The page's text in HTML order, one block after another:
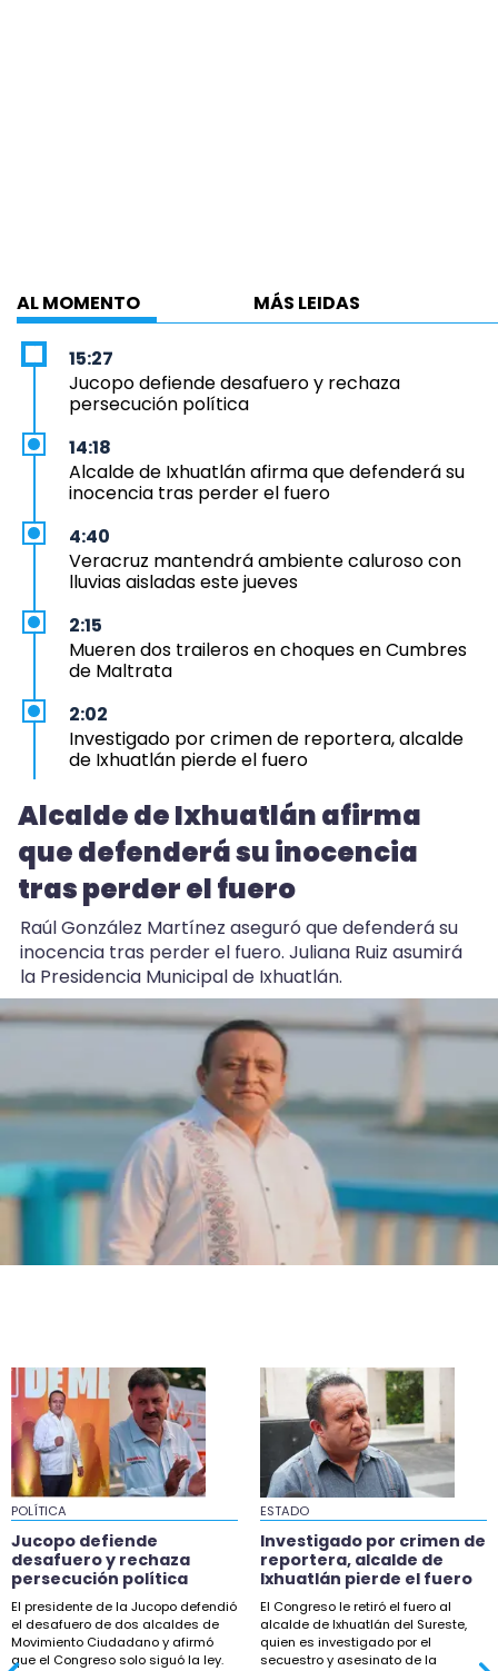
AL MOMENTO MÁS LEIDAS
15:27
Jucopo defiende desafuero y rechaza
persecución política
14:18
Alcalde de Ixhuatlán afirma que defenderá su
inocencia tras perder el fuero
4:40
Veracruz mantendrá ambiente caluroso con
lluvias aisladas este jueves
2:15
Mueren dos traileros en choques en Cumbres
de Maltrata
2:02
Investigado por crimen de reportera, alcalde
de Ixhuatlán pierde el fuero
1:15
Dan 70 años a dos por feminicidio de Yasared
en Papantla
1:08
Balacera moviliza a policías en Coatza, pero no
hallan heridos
0:24
Eliminan fuero a Bertín Bravo, alcalde de Úrsulo
Galván
“No soy delincuente, me quitaron la
tranquilidad": alcalde de Úrsulo Galván
23:42
Amenazan con retirar a canasteras del centro
de Orizaba, acusan
23:20
Renta de departamento en CDMX: todo lo que
Más espacios dignos para San Andrés Tuxtla
con "Andadores al 100"
22:13
Impulsa Gobierno Municipal Expo Venta
Regreso a Clases
21:17
Pierden biopsia de paciente con cáncer en
Hospital de Veracruz
21:06
Ofrecen $350 mil por cada implicado en
crimen de Avisack Douglas
Alcalde de Ixhuatlán afirma
que defenderá su inocencia
tras perder el fuero
Raúl González Martínez aseguró que defenderá su
inocencia tras perder el fuero. Juliana Ruiz asumirá
la Presidencia Municipal de Ixhuatlán.
POLÍTICA
Jucopo defiende
desafuero y rechaza
persecución política
El presidente de la Jucopo defendió
el desafuero de dos alcaldes de
Movimiento Ciudadano y afirmó
que el Congreso solo siguó la ley.
ESTADO
Investigado por crimen de
reportera, alcalde de
Ixhuatlán pierde el fuero
El Congreso le retiró el fuero al
alcalde de Ixhuatlán del Sureste,
quien es investigado por el
secuestro y asesinato de la